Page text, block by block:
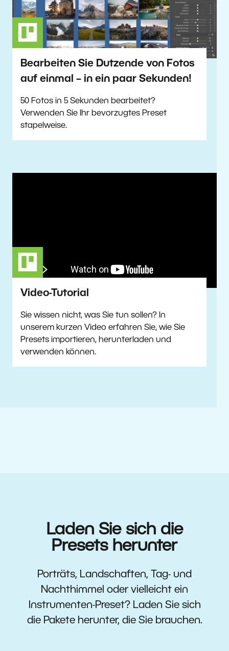
Bearbeiten Sie Dutzende von Fotos
auf einmal – in ein paar Sekunden!
50 Fotos in 5 Sekunden bearbeitet?
Verwenden Sie Ihr bevorzugtes Preset
stapelweise.
Video-Tutorial
Sie wissen nicht, was Sie tun sollen? In
unserem kurzen Video erfahren Sie, wie Sie
Presets importieren, herunterladen und
verwenden können.
Laden Sie sich die
Presets herunter
Porträts, Landschaften, Tag- und
Nachthimmel oder vielleicht ein
Instrumenten-Preset? Laden Sie sich
die Pakete herunter, die Sie brauchen.